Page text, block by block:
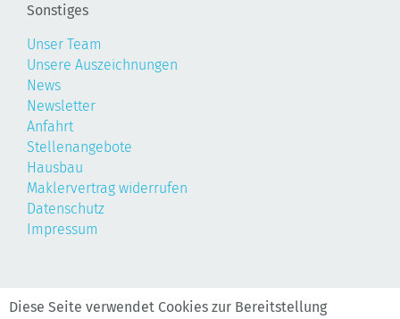
Diese Seite verwendet Cookies zur Bereitstellung
Sonstiges
Unser Team
Unsere Auszeichnungen
News
Newsletter
Anfahrt
Stellenangebote
Hausbau
Maklervertrag widerrufen
Datenschutz
Impressum
©2026, Realis